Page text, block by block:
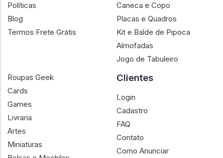
Políticas
Blog
Termos Frete Grátis
Caneca e Copo
Placas e Quadros
Kit e Balde de Pipoca
Almofadas
Jogo de Tabuleiro
Roupas Geek
Cards
Games
Livraria
Artes
Miniaturas
Clientes
Login
Cadastro
FAQ
Contato
Como Anunciar